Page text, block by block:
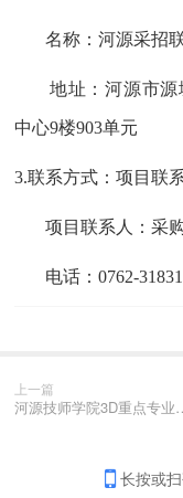
名称：河源采招
地址：河源市源
中心9楼903单元
3.联系方式：项目联
项目联系人：采
电话：0762-
上一篇
河源技师学院3D重
长按或